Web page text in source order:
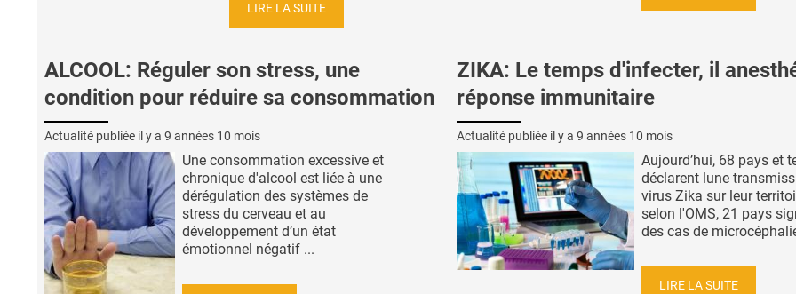
LIRE LA SUITE
ALCOOL: Réguler son stress, une
condition pour réduire sa consommation
Actualité publiée il y a 9 années 10 mois
Une consommation excessive et
chronique d'alcool est liée à une
dérégulation des systèmes de
stress du cerveau et au
développement d’un état
émotionnel négatif ...
ZIKA: Le temps d'infecter, il
réponse immunitaire
Actualité publiée il y a 9 années 10 mois
Aujourd’hui, 68 pays et
déclarent lune
virus Zika sur leur
selon l'OMS, 21 pays
des cas de
LIRE LA SUITE